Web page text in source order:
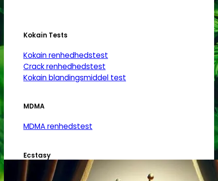
Kokain Tests
Kokain renhedhedstest
Crack renhedhedstest
Kokain blandingsmiddel test
MDMA
MDMA renhedstest
Ecstasy
Ecstasy renhedstest